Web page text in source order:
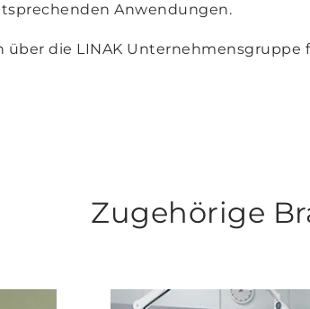
Anwendungen.
über die LINAK Unternehmensgruppe
Zugehörige